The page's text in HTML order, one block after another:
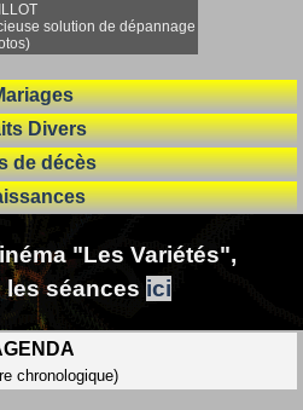
solution de dépannage
Divers
de décès
"Les Variétés",
séances ici
chronologique)